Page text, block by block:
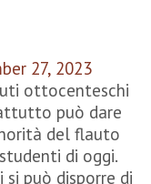
27, 2023
ottocenteschi
può dare
del flauto
di oggi.
può disporre di